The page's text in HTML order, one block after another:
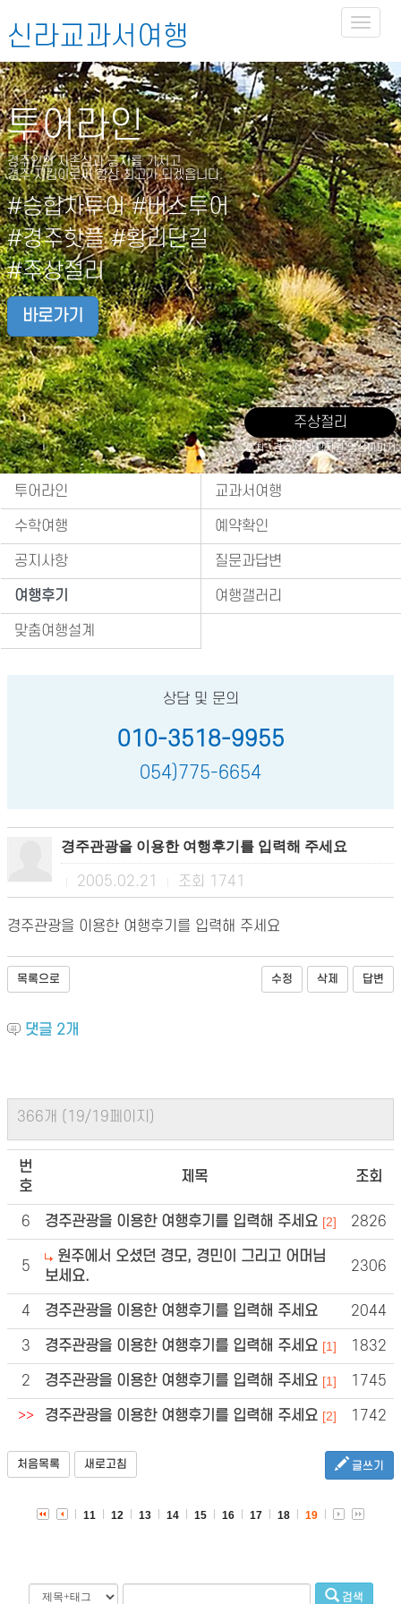
Toggle
신라교과서여행
투어라인
경주인의 자존심과 긍지를 가지고
경주 지킴이로써 항상 최고가 되겠읍니다.
#승합차투어 #버스투어
#경주핫플 #황리단길
#주상절리
바로가기
주상절리
출처 : 경주시 관광자원 영상이미지
투어라인 교과서여행
수학여행 예약확인
공지사항 질문과답변
여행후기 여행갤러리
맞춤여행설계
상담 및 문의
010-3518-9955
054)775-6654
경주관광을 이용한 여행후기를 입력해 주세요
2005.02.21 조회 1741
경주관광을 이용한 여행후기를 입력해 주세요
목록으로 수정 삭제 답변
댓글 2개
366개 (19/19페이지)
번
호
제목 조회
6 경주관광을 이용한 여행후기를 입력해 주세요 [2] 2826
5
원주에서 오셨던 경모, 경민이 그리고 어머님
보세요.
2306
4 경주관광을 이용한 여행후기를 입력해 주세요 2044
3 경주관광을 이용한 여행후기를 입력해 주세요 [1] 1832
2 경주관광을 이용한 여행후기를 입력해 주세요 [1] 1745
>> 경주관광을 이용한 여행후기를 입력해 주세요 [2] 1742
처음목록 새로고침 글쓰기
11 12 13 14 15 16 17 18 19
검색